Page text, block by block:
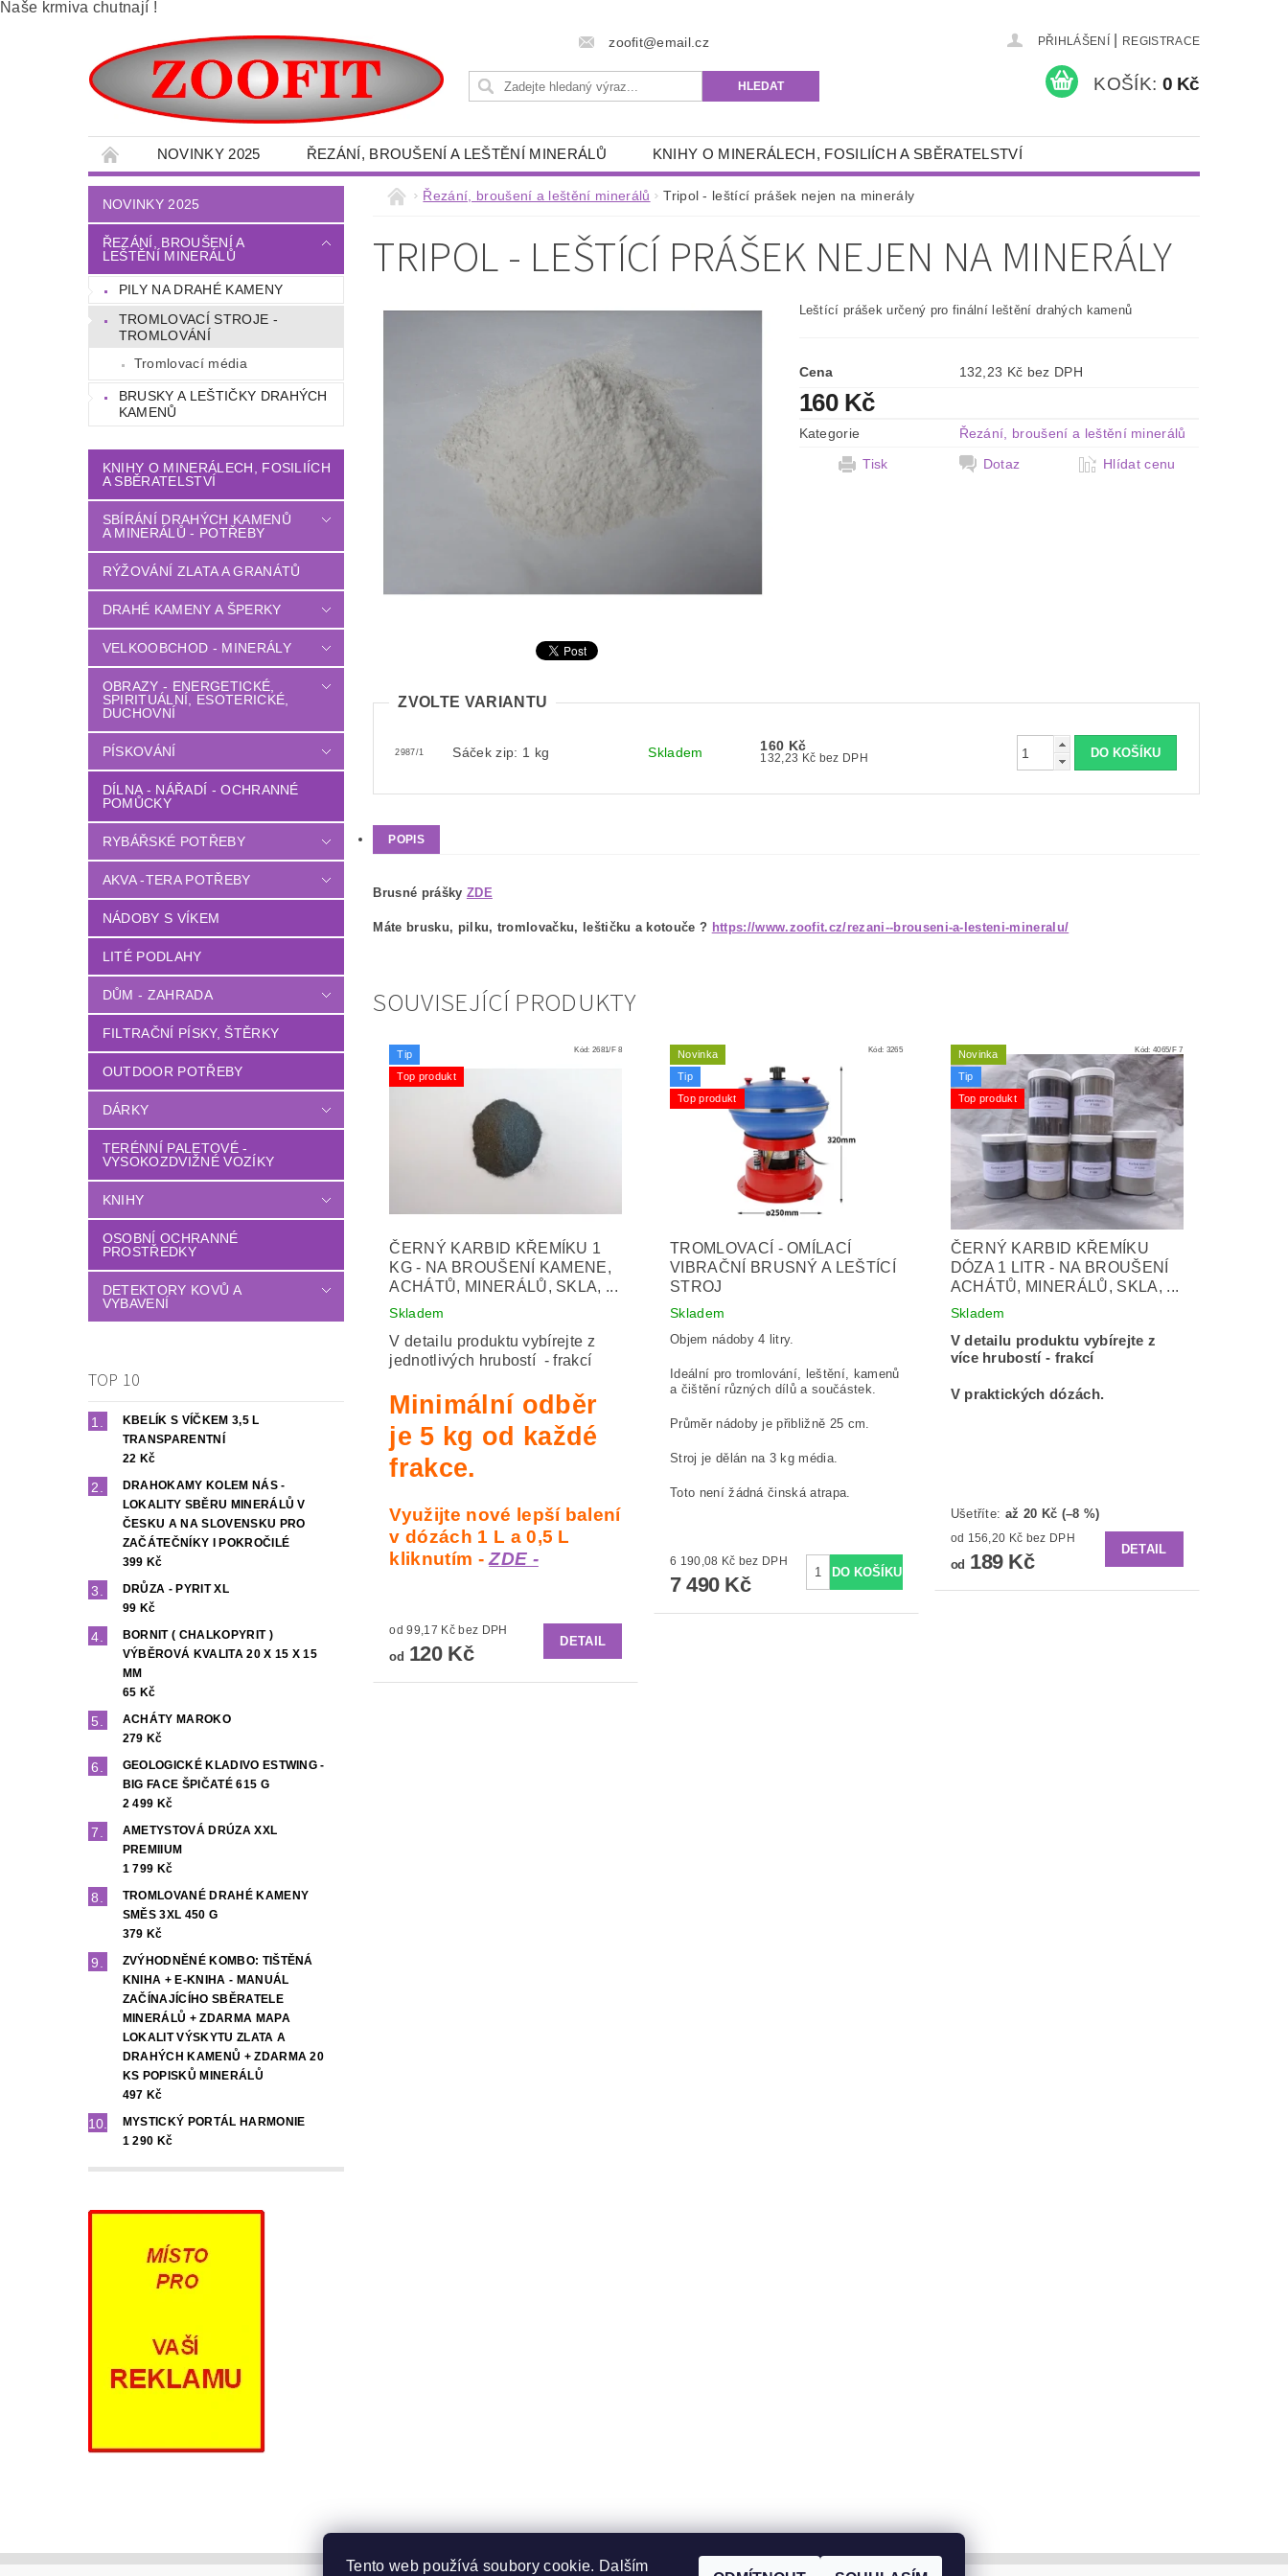
Naše krmiva chutnají !
zoofit@email.cz PŘIHLÁŠENÍ REGISTRACE
KOŠÍK: 0 Kč
NOVINKY 2025 ŘEZÁNÍ, BROUŠENÍ A LEŠTĚNÍ MINERÁLŮ KNIHY O MINERÁLECH, FOSILIÍCH A SBĚRATELSTVÍ
SBÍRÁNÍ DRAHÝCH KAMENŮ A MINERÁLŮ - POTŘEBY RÝŽOVÁNÍ ZLATA A GRANÁTŮ DRAHÉ KAMENY A ŠPERKY
VELKOOBCHOD - MINERÁLY
DÍLNA - NÁŘADÍ - OCHRANNÉ POMŮCKY RYBÁŘSKÉ POTŘEBY AKVA -TERA POTŘEBY NÁDOBY S VÍKEM
LITÉ PODLAHY DŮM - ZAHRADA
TERÉNNÍ PALETOVÉ - VYSOKOZDVIŽNÉ VOZÍKY
OBCHODNÍ PODMÍNKY
NOVINKY 2025
ŘEZÁNÍ, BROUŠENÍ A
LEŠTĚNÍ MINERÁLŮ
PILY NA DRAHÉ KAMENY
TROMLOVACÍ STROJE -
TROMLOVÁNÍ
Tromlovací média
BRUSKY A LEŠTIČKY DRAHÝCH
KAMENŮ
KNIHY O MINERÁLECH, FOSILIÍCH
A SBĚRATELSTVÍ
SBÍRÁNÍ DRAHÝCH KAMENŮ
A MINERÁLŮ - POTŘEBY
RÝŽOVÁNÍ ZLATA A GRANÁTŮ
DRAHÉ KAMENY A ŠPERKY
VELKOOBCHOD - MINERÁLY
OBRAZY - ENERGETICKÉ,
SPIRITUÁLNÍ, ESOTERICKÉ,
DUCHOVNÍ
PÍSKOVÁNÍ
DÍLNA - NÁŘADÍ - OCHRANNÉ
POMŮCKY
RYBÁŘSKÉ POTŘEBY
AKVA -TERA POTŘEBY
NÁDOBY S VÍKEM
LITÉ PODLAHY
DŮM - ZAHRADA
FILTRAČNÍ PÍSKY, ŠTĚRKY
OUTDOOR POTŘEBY
DÁRKY
TERÉNNÍ PALETOVÉ -
VYSOKOZDVIŽNÉ VOZÍKY
KNIHY
OSOBNÍ OCHRANNÉ
PROSTŘEDKY
DETEKTORY KOVŮ A
VYBAVENÍ
TOP 10
KBELÍK S VÍČKEM 3,5 L
TRANSPARENTNÍ
22 Kč
DRAHOKAMY KOLEM NÁS -
LOKALITY SBĚRU MINERÁLŮ V
ČESKU A NA SLOVENSKU PRO
ZAČÁTEČNÍKY I POKROČILÉ
399 Kč
DRŮZA - PYRIT XL
99 Kč
BORNIT ( CHALKOPYRIT )
VÝBĚROVÁ KVALITA 20 X 15 X 15
MM
65 Kč
ACHÁTY MAROKO
279 Kč
GEOLOGICKÉ KLADIVO ESTWING -
BIG FACE ŠPIČATÉ 615 G
2 499 Kč
AMETYSTOVÁ DRÚZA XXL
PREMIIUM
1 799 Kč
TROMLOVANÉ DRAHÉ KAMENY
SMĚS 3XL 450 G
379 Kč
ZVÝHODNĚNÉ KOMBO: TIŠTĚNÁ
KNIHA + E-KNIHA - MANUÁL
ZAČÍNAJÍCÍHO SBĚRATELE
MINERÁLŮ + ZDARMA MAPA
LOKALIT VÝSKYTU ZLATA A
DRAHÝCH KAMENŮ + ZDARMA 20
KS POPISKŮ MINERÁLŮ
497 Kč
MYSTICKÝ PORTÁL HARMONIE
1 290 Kč
Řezání, broušení a leštění minerálů Tripol - leštící prášek nejen na minerály
TRIPOL - LEŠTÍCÍ PRÁŠEK NEJEN NA MINERÁLY
Leštící prášek určený pro finální leštění drahých kamenů
Cena 132,23 Kč bez DPH
160 Kč
Kategorie
Řezání, broušení a leštění minerálů
Tisk
Dotaz Hlídat cenu
ZVOLTE VARIANTU
2987/1 Sáček zip: 1 kg Skladem 160 Kč
132,23 Kč bez DPH
POPIS
Brusné prášky ZDE
Máte brusku, pilku, tromlovačku, leštičku a kotouče ? https://www.zoofit.cz/rezani--brouseni-a-lesteni-mineralu/
SOUVISEJÍCÍ PRODUKTY
Tip
Top produkt
Kód: 2681/F 8
ČERNÝ KARBID KŘEMÍKU 1
KG - NA BROUŠENÍ KAMENE,
ACHÁTŮ, MINERÁLŮ, SKLA, ...
Skladem
V detailu produktu vybírejte z
jednotlivých hrubostí - frakcí
Minimální odběr
je 5 kg od každé
frakce.
Využijte nové lepší balení
v dózách 1 L a 0,5 L
kliknutím -ZDE -
od 99,17 Kč bez DPH
od 120 Kč
DETAIL
Novinka
Tip
Top produkt
Kód: 3265
TROMLOVACÍ - OMÍLACÍ
VIBRAČNÍ BRUSNÝ A LEŠTÍCÍ
STROJ
Skladem
Objem nádoby 4 litry.
Ideální pro tromlování, leštění, kamenů
a čištění různých dílů a součástek.
Průměr nádoby je přibližně 25 cm.
Stroj je dělán na 3 kg média.
Toto není žádná činská atrapa.
6 190,08 Kč bez DPH
7 490 Kč
Novinka
Tip
Top produkt
Kód:4065/F 7
ČERNÝ KARBID KŘEMÍKU
DÓZA 1 LITR - NA BROUŠENÍ
ACHÁTŮ, MINERÁLŮ, SKLA, ...
Skladem
V detailu produktu vybírejte z
více hrubostí - frakcí
V praktických dózách.
Ušetříte: až 20 Kč (–8 %)
od 156,20 Kč bez DPH
od 189 Kč
DETAIL
Tento web používá soubory cookie. Dalším